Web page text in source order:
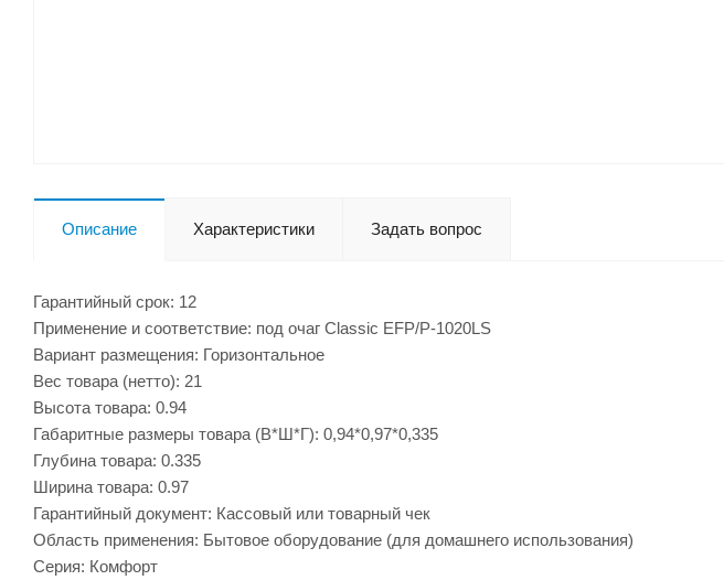
Описание Характеристики Задать вопрос
Гарантийный срок: 12
Применение и соответствие: под очаг Classic EFP/P-1020LS
Вариант размещения: Горизонтальное
Вес товара (нетто): 21
Высота товара: 0.94
Габаритные размеры товара (В*Ш*Г): 0,94*0,97*0,335
Глубина товара: 0.335
Ширина товара: 0.97
Гарантийный документ: Кассовый или товарный чек
Область применения: Бытовое оборудование (для домашнего использования)
Серия: Комфорт